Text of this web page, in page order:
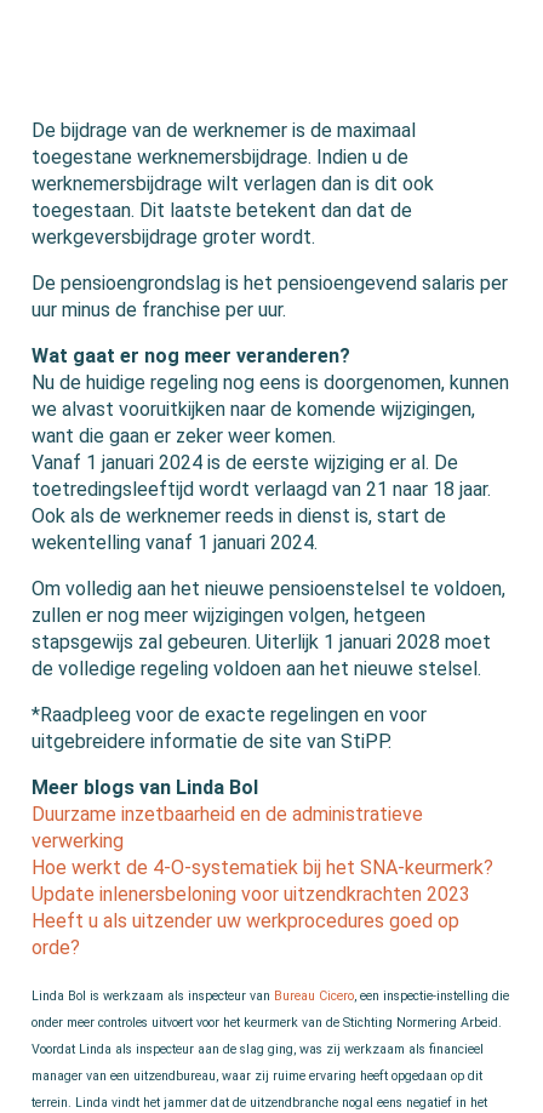
De bijdrage van de werknemer is de maximaal
toegestane werknemersbijdrage. Indien u de
werknemersbijdrage wilt verlagen dan is dit ook
toegestaan. Dit laatste betekent dan dat de
werkgeversbijdrage groter wordt.
De pensioengrondslag is het pensioengevend salaris per
uur minus de franchise per uur.
Wat gaat er nog meer veranderen?
Nu de huidige regeling nog eens is doorgenomen, kunnen
we alvast vooruitkijken naar de komende wijzigingen,
want die gaan er zeker weer komen.
Vanaf 1 januari 2024 is de eerste wijziging er al. De
toetredingsleeftijd wordt verlaagd van 21 naar 18 jaar.
Ook als de werknemer reeds in dienst is, start de
wekentelling vanaf 1 januari 2024.
Om volledig aan het nieuwe pensioenstelsel te voldoen,
zullen er nog meer wijzigingen volgen, hetgeen
stapsgewijs zal gebeuren. Uiterlijk 1 januari 2028 moet
de volledige regeling voldoen aan het nieuwe stelsel.
*Raadpleeg voor de exacte regelingen en voor
uitgebreidere informatie de site van StiPP.
Meer blogs van Linda Bol
Duurzame inzetbaarheid en de administratieve
verwerking
Hoe werkt de 4-O-systematiek bij het SNA-keurmerk?
Update inlenersbeloning voor uitzendkrachten 2023
Heeft u als uitzender uw werkprocedures goed op
orde?
Linda Bol is werkzaam als inspecteur van Bureau Cicero, een inspectie-instelling die
onder meer controles uitvoert voor het keurmerk van de Stichting Normering Arbeid.
Voordat Linda als inspecteur aan de slag ging, was zij werkzaam als financieel
manager van een uitzendbureau, waar zij ruime ervaring heeft opgedaan op dit
terrein. Linda vindt het jammer dat de uitzendbranche nogal eens negatief in het